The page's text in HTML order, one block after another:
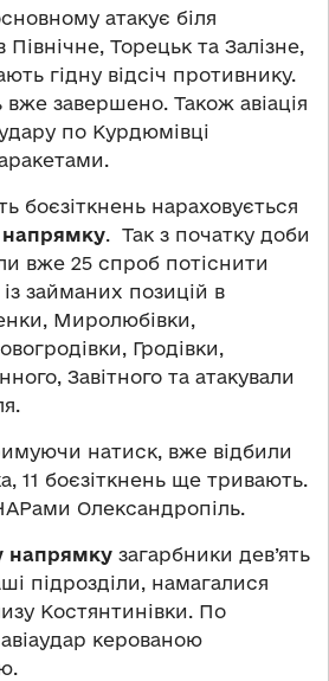
атакує біля
Північне, Торецьк та Залізне,
гідну відсіч противнику.
вже завершено. Також авіація
по Курдюмівці
боєзіткнень нараховується
. Так з початку доби
вже 25 спроб потіснити
займаних позицій в
Миролюбівки,
Гродівки,
Завітного та атакували
натиск, вже відбили
11 боєзіткнень ще тривають.
Олександропіль.
напрямку загарбники дев’ять
підрозділи, намагалися
Костянтинівки. По
керованою